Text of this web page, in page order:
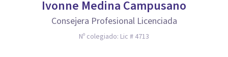
Ivonne Medina Campusano
Consejera Profesional Licenciada
Nº colegiado: Lic # 4713